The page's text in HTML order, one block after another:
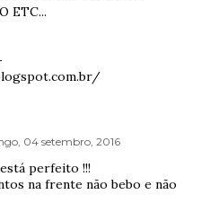
ETC...
04 setembro, 2016
perfeito !!!
na frente não bebo e não